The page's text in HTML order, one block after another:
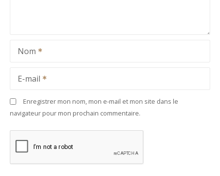
Nom
E-mail
Enregistrer mon nom, mon e-mail et mon site dans le
navigateur pour mon prochain commentaire.